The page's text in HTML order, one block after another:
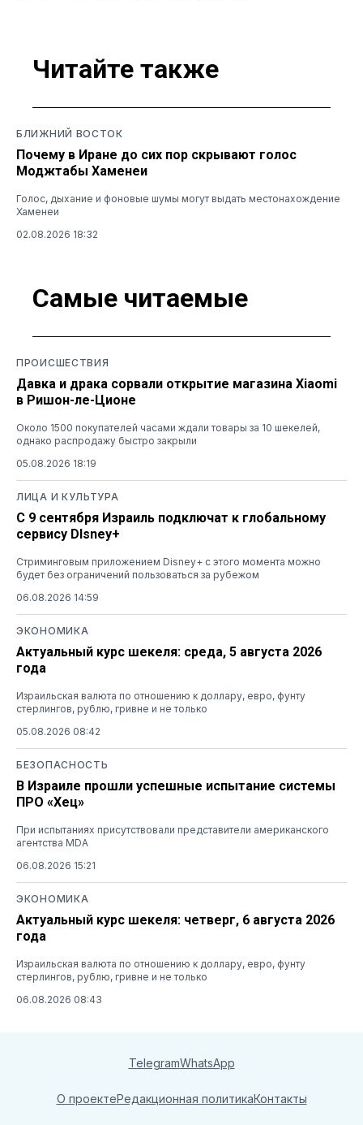
Читайте также
БЛИЖНИЙ ВОСТОК
Почему в Иране до сих пор скрывают голос
Моджтабы Хаменеи
Голос, дыхание и фоновые шумы могут выдать местонахождение
Хаменеи
02.08.2026 18:32
Самые читаемые
ПРОИСШЕСТВИЯ
Давка и драка сорвали открытие магазина Xiaomi
в Ришон-ле-Ционе
Около 1500 покупателей часами ждали товары за 10 шекелей,
однако распродажу быстро закрыли
05.08.2026 18:19
ЛИЦА И КУЛЬТУРА
С 9 сентября Израиль подключат к глобальному
сервису DIsney+
Стриминговым приложением Disney+ с этого момента можно
будет без ограничений пользоваться за рубежом
06.08.2026 14:59
ЭКОНОМИКА
Актуальный курс шекеля: среда, 5 августа 2026
года
Израильская валюта по отношению к доллару, евро, фунту
стерлингов, рублю, гривне и не только
05.08.2026 08:42
БЕЗОПАСНОСТЬ
В Израиле прошли успешные испытание системы
ПРО «Хец»
При испытаниях присутствовали представители американского
агентства MDA
06.08.2026 15:21
ЭКОНОМИКА
Актуальный курс шекеля: четверг, 6 августа 2026
года
Израильская валюта по отношению к доллару, евро, фунту
стерлингов, рублю, гривне и не только
06.08.2026 08:43
TelegramWhatsApp
О проектеРедакционная политикаКонтакты